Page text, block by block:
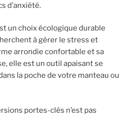
d’anxiété.
un choix écologique durable
à gérer le stress et
arrondie confortable et sa
elle est un outil apaisant se
la poche de votre manteau ou
portes-clés n’est pas